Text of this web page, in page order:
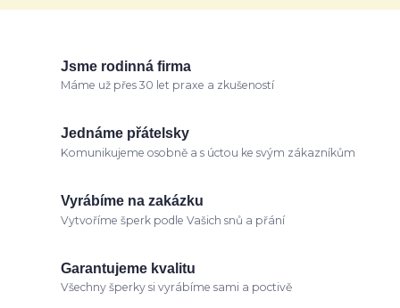
Jsme rodinná firma
Máme už přes 30 let praxe a zkušeností
Jednáme přátelsky
Komunikujeme osobně a s úctou ke svým zákazníkům
Vyrábíme na zakázku
Vytvoříme šperk podle Vašich snů a přání
Garantujeme kvalitu
Všechny šperky si vyrábíme sami a poctivě